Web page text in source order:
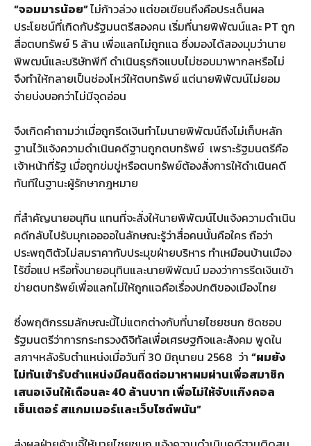
“จอมมารน้อย”ไม่ก้าวล่วง แต่ขอเขียนถึงคือประเด็นผล
ประโยชน์ที่เกิดกับรัฐมนตรีสองคน เริ่มที่นายพิพัฒน์และ PT ถูก
สื่อตบทรัพย์ 5 ล้าน เพื่อแลกไม่ถูกแฉ ซึ่งมองได้สองมุมว่านาย
พิพฒน์และบริษัทพีที ดำเนินธุรกิจแบบไม่ชอบมาพากลหรือไม่
จึงทำให้กลายเป็นช่องโหว่ให้ตบทรัพย์ แต่นายพิพัฒน์ไม่ยอม
จ่ายบ่งบอกว่าไม่มีจุดอ่อน
จึงเกิดคำถามว่าเมื่อถูกรีดเงินทำไมนายพิพัฒน์ถึงไม่เก็บหลัก
ฐานไว้แจ้งความดำเนินคดีฐานถูกตบทรัพย์ เพราะรัฐมนตรีคือ
เจ้าหน้าที่รัฐ เมื่อถูกข่มขู่หรือตบทรัพย์ต้องสั่งการให้ดำเนินคดี
ทันทีในฐานะผู้รักษากฎหมาย
ที่สำคัญนายอนุทิน แทนที่จะสั่งให้นายพิพัฒน์ไปแจ้งความดำเนิน
คดีกลับไปรับมุกเออออในลักษณะรู้ว่าสื่อคนนั้นคือใคร ถือว่า
ประพฤติตัวไม่สมราคากับประมุขฝ่ายบริหาร ทำเหมือนบ้านเมือง
ไร้ขื่อแป หรือทั้งนายอนุทินและนายพิพัฒน์ มองว่าการรีดเงินเข้า
ข่ายตบทรัพย์เพื่อแลกไม่ให้ถูกแฉคือเรื่องปกติของเมืองไทย
ซึ่งพฤติกรรมลักษณะนี้ไม่แตกต่างกับที่นายไชยชนก ชิดชอบ
รัฐมนตรีว่าการกระทรวงดิจิทัลเพื่อเศรษฐกิจและสังคม พูดใน
สภาฯหลังรับตำแหน่งเมื่อวันที่ 30 มิถุนายน 2568 ว่า “ผมยัง
ไม่ทันเข้ารับตำแหน่งมีคนติดต่อมาหาผมผ่านเพื่อสมาชิก
เสนอเงินให้เดือนละ 40 ล้านบาท เพื่อไม่ให้จับแก๊งคอล
เซ็นเตอร์ สแกมเมอร์และเว็บไซต์พนัน”